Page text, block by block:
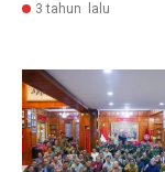
3 tahun lalu